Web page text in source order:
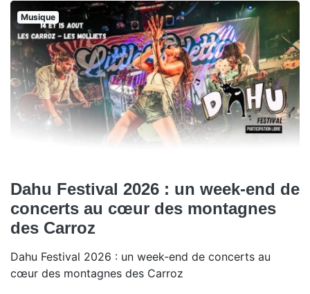
Musique
Dahu Festival 2026 : un week-end de
concerts au cœur des montagnes
des Carroz
Dahu Festival 2026 : un week-end de concerts au
cœur des montagnes des Carroz